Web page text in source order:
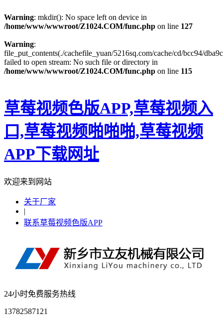
Warning: mkdir(): No space left on device in
/home/www/wwwroot/Z1024.COM/func.php on line 127
Warning:
file_put_contents(./cachefile_yuan/5216sq.com/cache/cd/bcc94/
failed to open stream: No such file or directory in
/home/www/wwwroot/Z1024.COM/func.php on line 115
草莓视频色版APP,草莓视频入
口,草莓视频啪啪啪,草莓视频
APP下载网址
欢迎来到网站
关于厂家
|
联系草莓视频色版APP
24小时免费服务热线
13782587121